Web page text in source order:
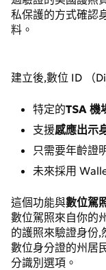
私保護的方式確認
料。
建立後,數位 ID （
特定的TSA 機
支援感應出示
只需要年齡證
未來採用
這個功能與數位駕
數位駕照來自你的
的護照來驗證身份
數位身分證的州居
分識別選項。